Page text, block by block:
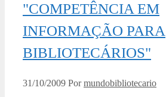
"COMPETÊNCIA EM
INFORMAÇÃO PARA
BIBLIOTECÁRIOS"
31/10/2009 Pormundobibliotecario